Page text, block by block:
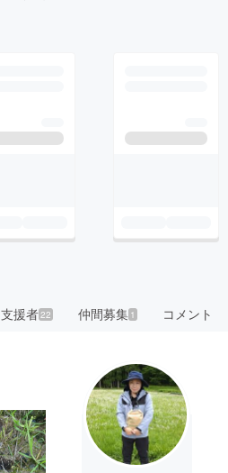
支援者22 仲間募集 1 コメント